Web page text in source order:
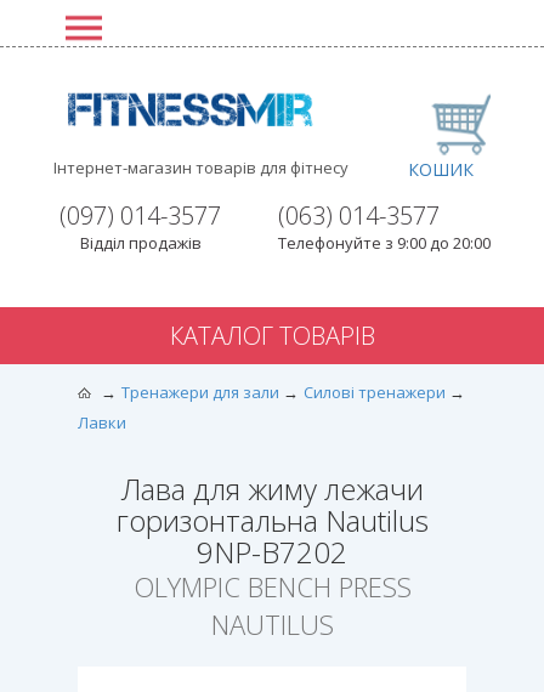
Інтернет-магазин товарів для фітнесу
(063) 014-3577
Телефонуйте з 9:00 до 20:00
(097) 014-3577
Відділ продажів
КОШИК
КАТАЛОГ ТОВАРІВ
Тренажери для зали
Силові тренажери
Лавки
Лава для жиму лежачи
горизонтальна Nautilus
9NP-B7202
OLYMPIC BENCH PRESS
NAUTILUS